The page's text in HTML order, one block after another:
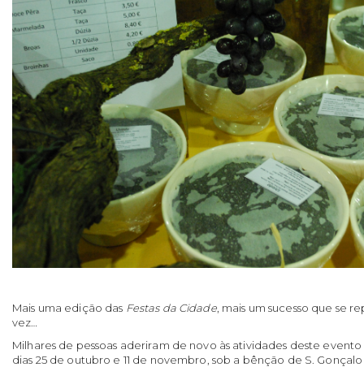
Mais uma edição das Festas da Cidade, mais um sucesso que se
vez…
Milhares de pessoas aderiram de novo às atividades deste
dias 25 de outubro e 11 de novembro, sob a bênção de S.